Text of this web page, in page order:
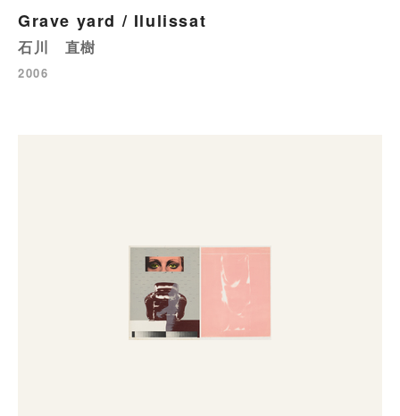
Grave yard / Ilulissat
石川 直樹
2006